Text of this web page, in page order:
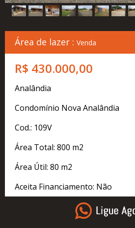
Área de lazer : Venda
R$ 430.000,00
Analândia
Condomínio Nova Analândia
Cod.: 109V
Área Total: 800 m2
Área Útil: 80 m2
Aceita Financiamento: Não